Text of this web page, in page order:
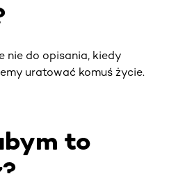
nie do opisania, kiedy
uratować komuś życie.
to